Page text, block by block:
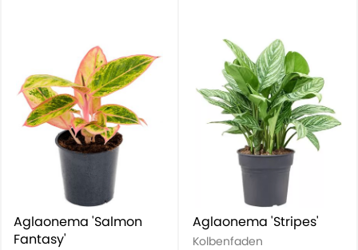
Aglaonema 'Salmon
Fantasy'
Aglaonema 'Stripes'
Kolbenfaden